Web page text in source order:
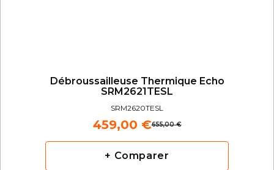
Débroussailleuse Thermique Echo
SRM2621TESL
SRM2620TESL
655,00 €
459,00 €
+ Comparer